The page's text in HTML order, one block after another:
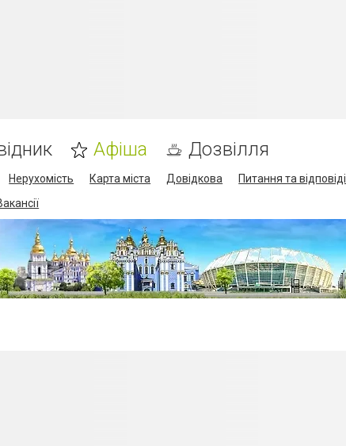
Афіша Дозвілля
Нерухомість Карта міста Довідкова Питання та відповіді